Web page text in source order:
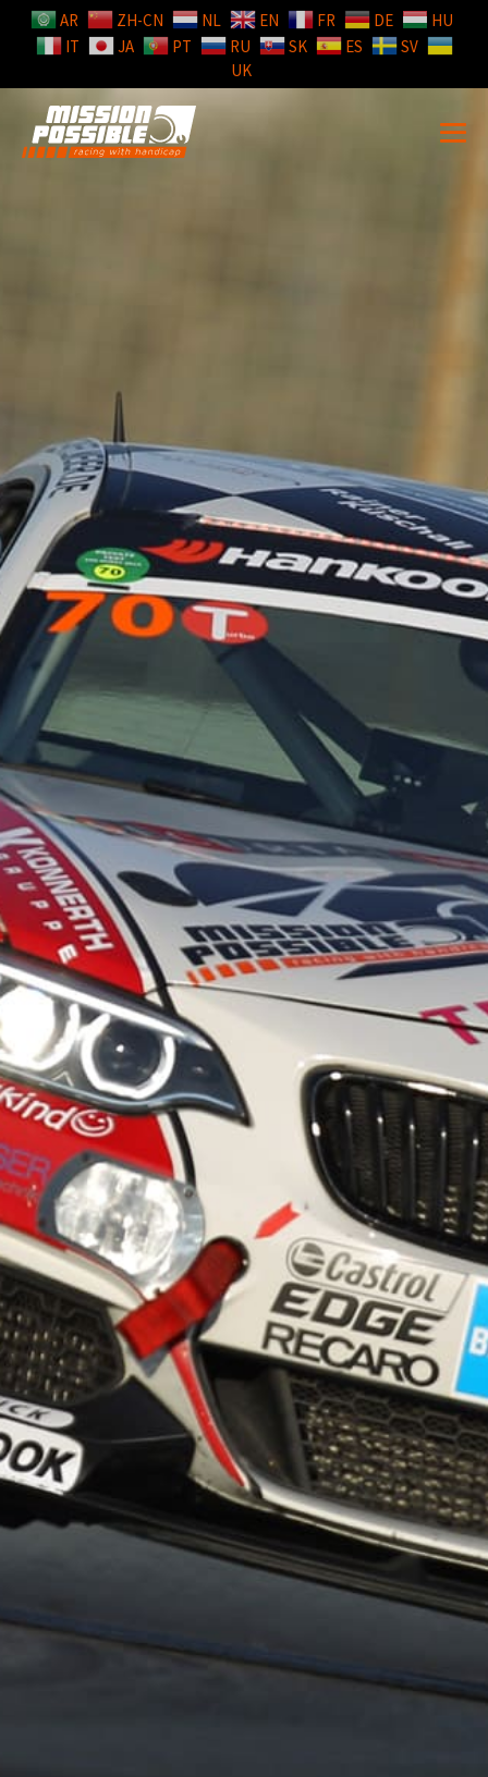
AR ZH-CN NL EN FR DE
HU
IT
JA PT RU SK ES
SV
UK